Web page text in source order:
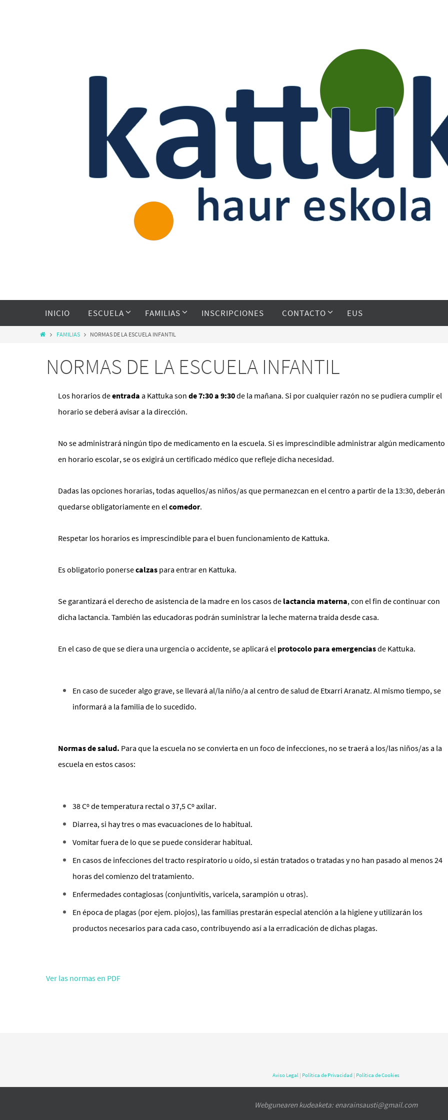
INICIO ESCUELA FAMILIAS INSCRIPCIONES CONTACTO EUS
FAMILIAS NORMAS DE LA ESCUELA INFANTIL
NORMAS DE LA ESCUELA INFANTIL
Los horarios deentrada a Kattuka son de 7:30 a 9:30de la mañana. Si por cualquier razón no se pudiera cumplir el
horario se deberá avisar a la dirección.
No se administrará ningún tipo de medicamento en la escuela. Si es imprescindible administrar algún medicamento
en horario escolar, se os exigirá un certificado médico que refleje dicha necesidad.
Dadas las opciones horarias, todas aquellos/as niños/as que permanezcan en el centro a partir de la 13:30, deberán
quedarse obligatoriamente en elcomedor.
Respetar los horarios es imprescindible para el buen funcionamiento de Kattuka.
Es obligatorio ponersecalzas para entrar en Kattuka.
Se garantizará el derecho de asistencia de la madre en los casos de lactancia materna, con el fin de continuar con
dicha lactancia. También las educadoras podrán suministrar la leche materna traída desde casa.
En el caso de que se diera una urgencia o accidente, se aplicará el protocolo para emergenciasde Kattuka.
En caso de suceder algo grave, se llevará al/la niño/a al centro de salud de Etxarri Aranatz. Al mismo tiempo, se
informará a la familia de lo sucedido.
Normas de salud. Para que la escuela no se convierta en un foco de infecciones, no se traerá a los/las niños/as a la
escuela en estos casos:
38 Cº de temperatura rectal o 37,5 Cº axilar.
Diarrea, si hay tres o mas evacuaciones de lo habitual.
Vomitar fuera de lo que se puede considerar habitual.
En casos de infecciones del tracto respiratorio u oído, si están tratados o tratadas y no han pasado al menos 24
horas del comienzo del tratamiento.
Enfermedades contagiosas (conjuntivitis, varicela, sarampión u otras).
En época de plagas (por ejem. piojos), las familias prestarán especial atención a la higiene y utilizarán los
productos necesarios para cada caso, contribuyendo así a la erradicación de dichas plagas.
Ver las normas en PDF
Aviso Legal | Política de Privacidad | Política de Cookies
Webgunearen kudeaketa: enarainsausti@gmail.com